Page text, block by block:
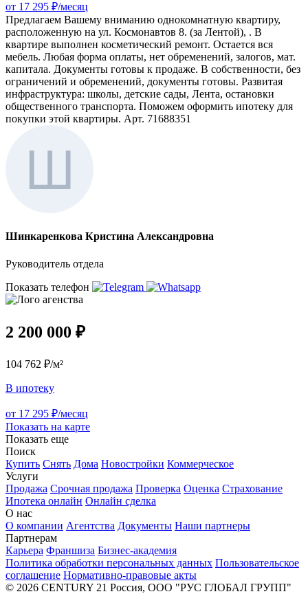
от 17 295 ₽/месяц
Предлагаем Вашему вниманию однокомнатную квартиру,
расположенную на ул. Космонавтов 8. (за Лентой), . В
квартире выполнен косметический ремонт. Остается вся
мебель. Любая форма оплаты, нет обременений, залогов, мат.
капитала. Документы готовы к продаже. В собственности, без
ограничений и обременений, документы готовы. Развитая
инфраструктура: школы, детские сады, Лента, остановки
общественного транспорта. Поможем оформить ипотеку для
покупки этой квартиры. Арт. 71688351
Шинкаренкова Кристина Александровна
Руководитель отдела
Показать телефон
2 200 000 ₽
104 762 ₽/м²
В ипотеку
от 17 295 ₽/месяц
Показать на карте
Показать еще
Поиск
Купить Снять Дома Новостройки Коммерческое
Услуги
Продажа Срочная продажа Проверка Оценка Страхование
Ипотека онлайн Онлайн сделка
О нас
О компании Агентства Документы Наши партнеры
Партнерам
Карьера Франшиза Бизнес-академия
Политика обработки персональных данных Пользовательское
соглашение Нормативно-правовые акты
© 2026 CENTURY 21 Россия, ООО "РУС ГЛОБАЛ ГРУПП"